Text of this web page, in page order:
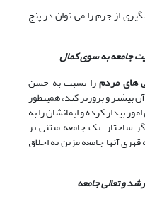
از جرم را می توان در پنج
جامعه به سوی کمال
های مردمرا نسبت به حسن
و بروزتر کند، همینطور
بیدار کرده و ایمانشان را به
ساختار یک جامعه مبتنی بر
آنها جامعه مزین به اخلاق
و تعالی جامعه